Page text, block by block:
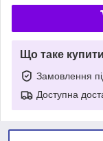
Що таке
Замовлення
Доступна